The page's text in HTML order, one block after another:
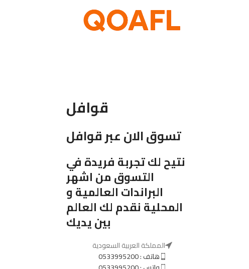
قوافل
تسوق الان عبر قوافل
نتيح لك تجربة فريدة في
التسوق من اشهر
البراندات العالمية و
المحلية نقدم لك العالم
بين يديك
المملكة العربية السعودية
هاتف : 0533995200